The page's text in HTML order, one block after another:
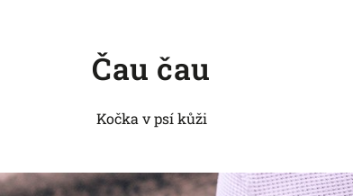
Čau čau
Kočka v psí kůži